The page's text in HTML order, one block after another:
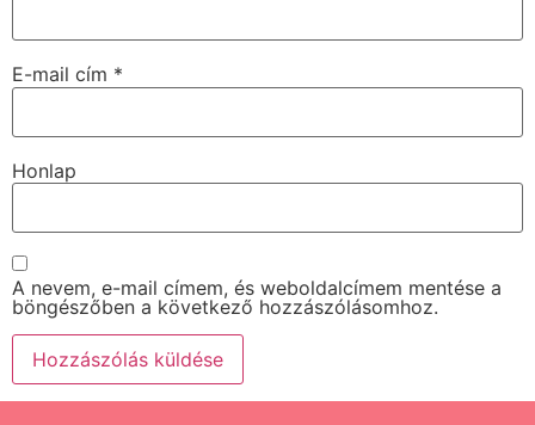
E-mail cím *
Honlap
A nevem, e-mail címem, és weboldalcímem mentése a
böngészőben a következő hozzászólásomhoz.